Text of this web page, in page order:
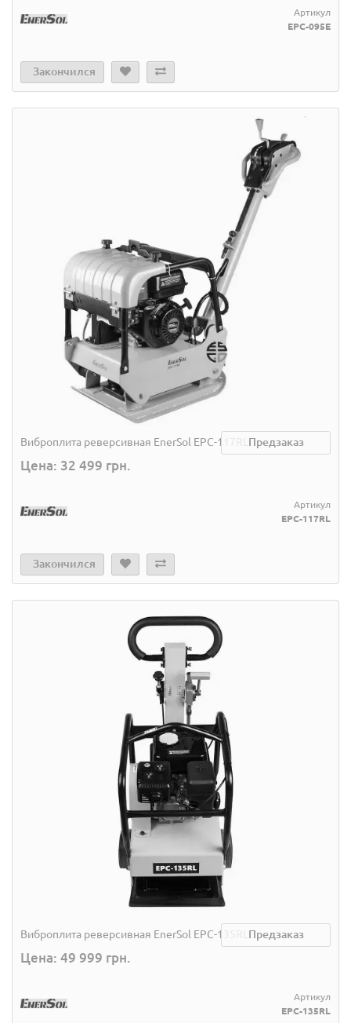
Артикул
EPC-095E
Закончился
Виброплита реверсивная EnerSol EPC-117RL Предзаказ
Цена: 32 499 грн.
Артикул
EPC-117RL
Закончился
Виброплита реверсивная EnerSol EPC-135RL Предзаказ
Цена: 49 999 грн.
Артикул
EPC-135RL